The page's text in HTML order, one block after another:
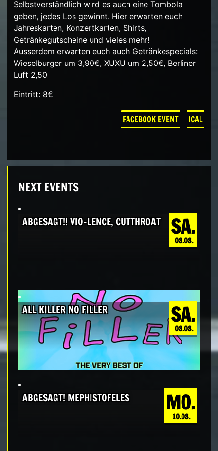
Selbstverständlich wird es auch eine Tombola
geben, jedes Los gewinnt. Hier erwarten euch
Jahreskarten, Konzertkarten, Shirts,
Getränkegutscheine und vieles mehr!
Ausserdem erwarten euch auch Getränkespecials:
Wieselburger um 3,90€, XUXU um 2,50€, Berliner
Luft 2,50
Eintritt: 8€
FACEBOOK EVENT ICAL
NEXT EVENTS
SA.
08.08.
ABGESAGT!! VIO-LENCE, CUTTHROAT
SA.
08.08.
ALL KILLER NO FILLER
MO.
10.08.
ABGESAGT! MEPHISTOFELES